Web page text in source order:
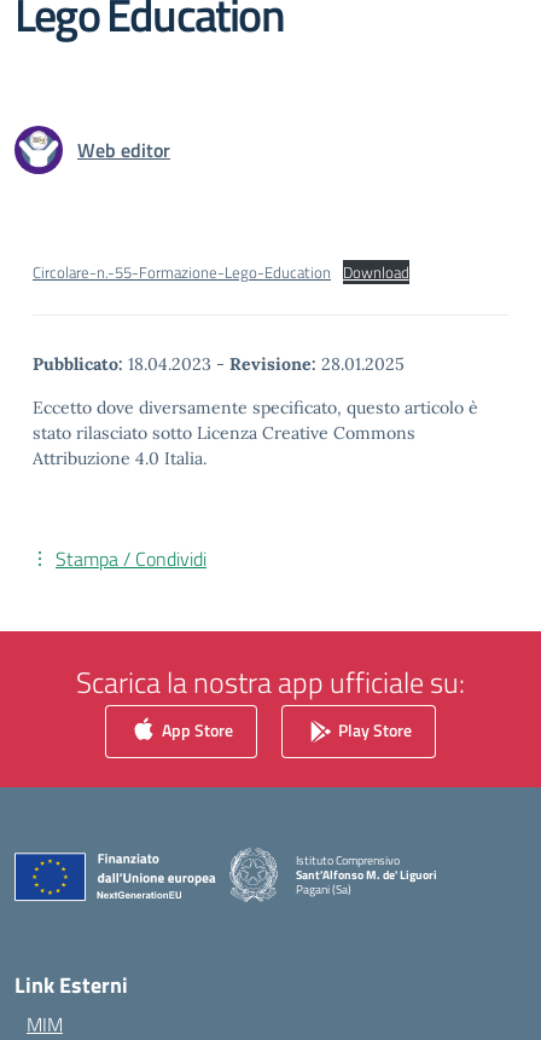
Web editor
Circolare-n.-55-Formazione-Lego-Education Download
Pubblicato: 18.04.2023 - Revisione: 28.01.2025
Eccetto dove diversamente specificato, questo articolo è
stato rilasciato sotto Licenza Creative Commons
Attribuzione 4.0 Italia.
Stampa / Condividi
Scarica la nostra app ufficiale su:
App Store Play Store
Istituto Comprensivo
Sant'Alfonso M. de' Liguori
Pagani (Sa)
— Visita la pagina iniziale della scuola
Link Esterni
MIM